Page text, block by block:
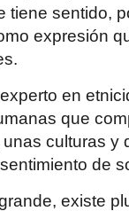
tiene sentido,
expresión
en
que
culturas y
de
existe